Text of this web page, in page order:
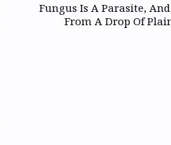
Fungus Is A Parasite,
From A Drop Of